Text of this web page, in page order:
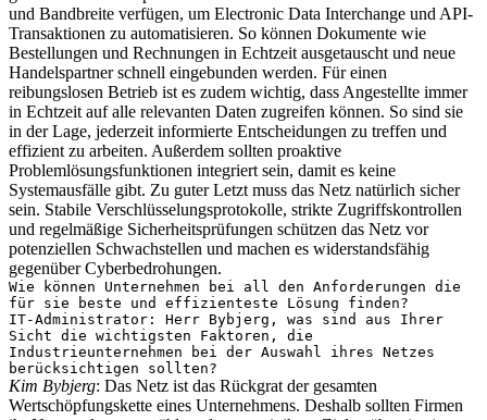
und Bandbreite verfügen, um Electronic Data Interchange und API-
Transaktionen zu automatisieren. So können Dokumente wie
Bestellungen und Rechnungen in Echtzeit ausgetauscht und neue
Handelspartner schnell eingebunden werden. Für einen
reibungslosen Betrieb ist es zudem wichtig, dass Angestellte immer
in Echtzeit auf alle relevanten Daten zugreifen können. So sind sie
in der Lage, jederzeit informierte Entscheidungen zu treffen und
effizient zu arbeiten. Außerdem sollten proaktive
Problemlösungsfunktionen integriert sein, damit es keine
Systemausfälle gibt. Zu guter Letzt muss das Netz natürlich sicher
sein. Stabile Verschlüsselungsprotokolle, strikte Zugriffskontrollen
und regelmäßige Sicherheitsprüfungen schützen das Netz vor
potenziellen Schwachstellen und machen es widerstandsfähig
gegenüber Cyberbedrohungen.
Wie können Unternehmen bei all den Anforderungen die
für sie beste und effizienteste Lösung finden?
IT-Administrator: Herr Bybjerg, was sind aus Ihrer
Sicht die wichtigsten Faktoren, die
Industrieunternehmen bei der Auswahl ihres Netzes
berücksichtigen sollten?
Kim Bybjerg: Das Netz ist das Rückgrat der gesamten
Wertschöpfungskette eines Unternehmens. Deshalb sollten Firmen